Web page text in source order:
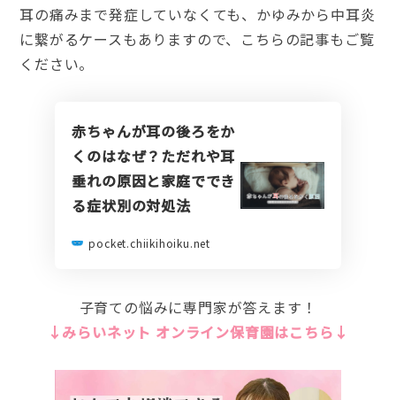
耳の痛みまで発症していなくても、かゆみから中耳炎
に繋がるケースもありますので、こちらの記事もご覧
ください。
赤ちゃんが耳の後ろをか
くのはなぜ？ただれや耳
垂れの原因と家庭ででき
る症状別の対処法
pocket.chiikihoiku.net
子育ての悩みに専門家が答えます！
↓みらいネット オンライン保育園はこちら↓